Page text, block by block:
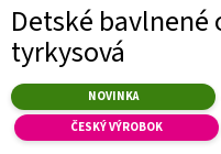
Detské bavlnené
tyrkysová
NOVINKA
ČESKÝ VÝROBOK